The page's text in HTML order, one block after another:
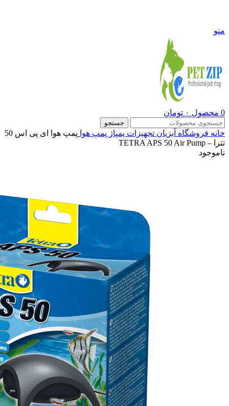
منو
0 محصول ۰ تومان
جستجو
خانه فروشگاه آبزیان تجهیزات پمپاژ پمپ هوا
پمپ هوا ای پی اس 50
تترا – TETRA APS 50 Air Pump
ناموجود